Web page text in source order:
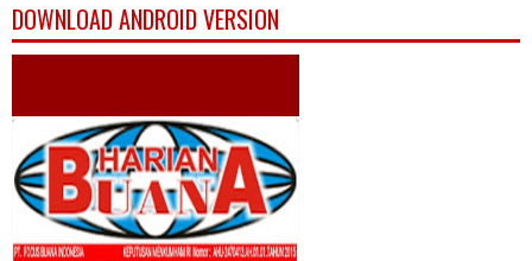
DOWNLOAD ANDROID VERSION